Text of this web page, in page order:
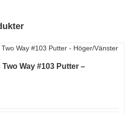
Way #103 Putter –